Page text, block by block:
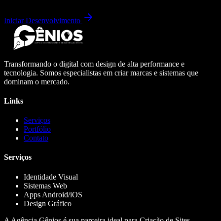
Iniciar Desenvolvimento
Transformando o digital com design de alta performance e
tecnologia. Somos especialistas em criar marcas e sistemas que
dominam o mercado.
Links
Serviços
Portfólio
Contato
Serviços
Identidade Visual
Sistemas Web
Apps Android/iOS
Design Gráfico